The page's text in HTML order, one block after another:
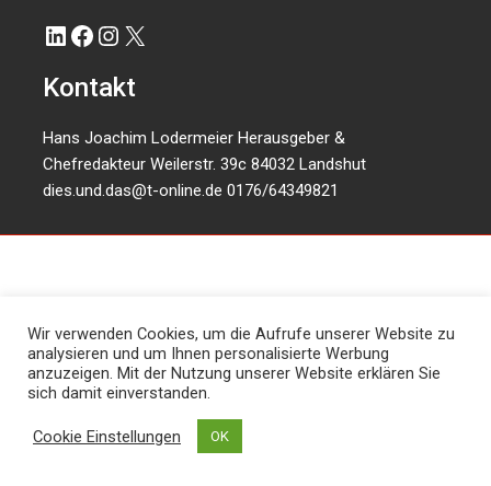
LinkedIn
Facebook
Instagram
X
Kontakt
Hans Joachim Lodermeier Herausgeber &
Chefredakteur Weilerstr. 39c 84032 Landshut
dies.und.das@t-online.de 0176/64349821
Wir verwenden Cookies, um die Aufrufe unserer Website zu
analysieren und um Ihnen personalisierte Werbung
anzuzeigen. Mit der Nutzung unserer Website erklären Sie
sich damit einverstanden.
Cookie Einstellungen OK